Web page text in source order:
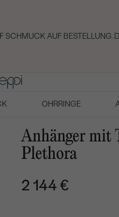
SCHMUCK AUF BESTELLUNG.
OHRRINGE
Anhänger mit
Plethora
2 144 €